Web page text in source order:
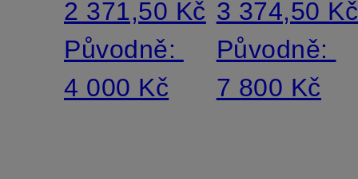
2 371,50 Kč
Původně:
4 000 Kč
3 374,50 Kč
Původně:
7 800 Kč